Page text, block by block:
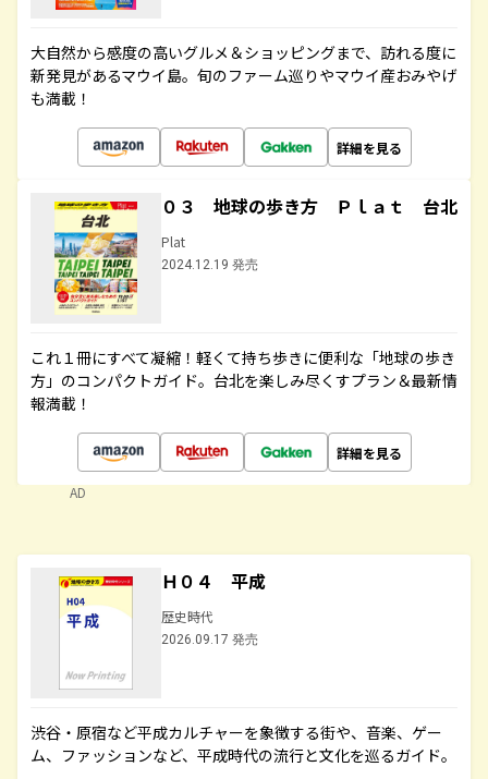
大自然から感度の高いグルメ＆ショッピングまで、訪れる度に
新発見があるマウイ島。旬のファーム巡りやマウイ産おみやげ
も満載！
詳細を見る
０３ 地球の歩き方 Ｐｌａｔ 台北
Plat
2024.12.19 発売
これ１冊にすべて凝縮！軽くて持ち歩きに便利な「地球の歩き
方」のコンパクトガイド。台北を楽しみ尽くすプラン＆最新情
報満載！
詳細を見る
AD
Ｈ０４ 平成
歴史時代
2026.09.17 発売
渋谷・原宿など平成カルチャーを象徴する街や、音楽、ゲー
ム、ファッションなど、平成時代の流行と文化を巡るガイド。